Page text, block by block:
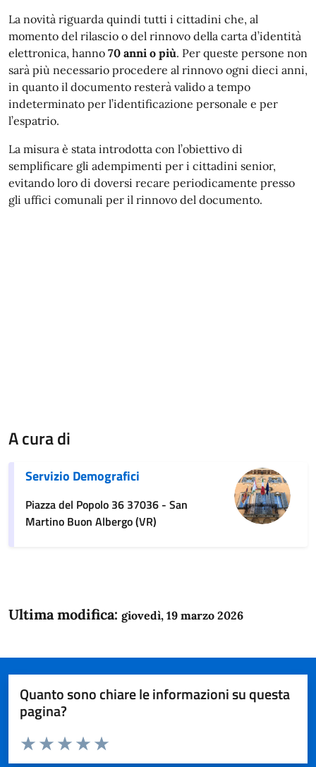
La novità riguarda quindi tutti i cittadini che, al
momento del rilascio o del rinnovo della carta d’identità
elettronica, hanno 70 anni o più. Per queste persone non
sarà più necessario procedere al rinnovo ogni dieci anni,
in quanto il documento resterà valido a tempo
indeterminato per l’identificazione personale e per
l’espatrio.
La misura è stata introdotta con l’obiettivo di
semplificare gli adempimenti per i cittadini senior,
evitando loro di doversi recare periodicamente presso
gli uffici comunali per il rinnovo del documento.
A cura di
Servizio Demografici
Piazza del Popolo 36 37036 - San
Martino Buon Albergo (VR)
Ultima modifica: giovedì, 19 marzo 2026
Quanto sono chiare le informazioni su questa
pagina?
Domanda
Valuta da 1 a 5 stelle la pagina
Valuta 5 stelle su 5
Valuta 4 stelle su 5
Valuta 3 stelle su 5
Valuta 2 stelle su 5
Valuta 1 stelle su 5